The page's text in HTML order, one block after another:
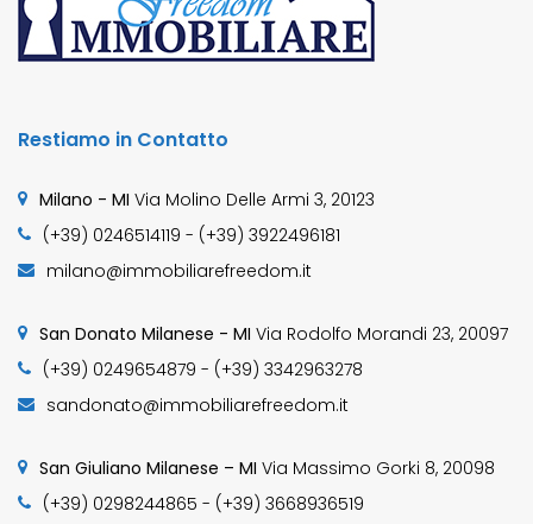
Restiamo in Contatto
Milano - MI Via Molino Delle Armi 3, 20123
(+39) 0246514119 - (+39) 3922496181
milano@immobiliarefreedom.it
San Donato Milanese - MI Via Rodolfo Morandi 23, 20097
(+39) 0249654879 - (+39) 3342963278
sandonato@immobiliarefreedom.it
San Giuliano Milanese – MI Via Massimo Gorki 8, 20098
(+39) 0298244865 - (+39) 3668936519